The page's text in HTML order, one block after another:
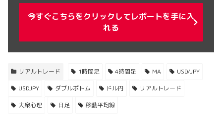
今すぐこちらをクリックしてレポートを手に入
れる
リアルトレード 1時間足 4時間足 MA
USD/JPY
USDJPY
ダブルボトム ドル円
リアルトレード
大衆心理
日足 移動平均線